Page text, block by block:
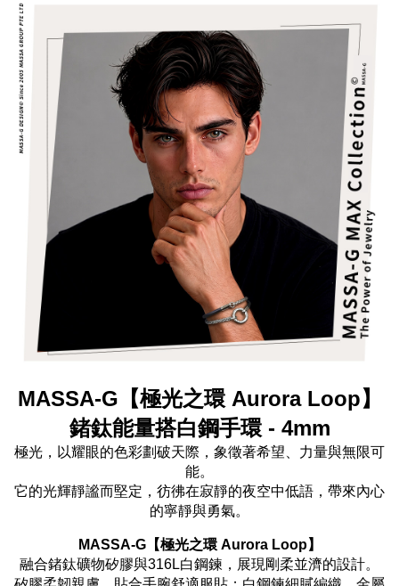
MASSA-G【極光之環 Aurora Loop】
鍺鈦能量搭白鋼手環 - 4mm
極光，以耀眼的色彩劃破天際，象徵著希望、力量與無限可
能。
它的光輝靜謐而堅定，彷彿在寂靜的夜空中低語，帶來內心
的寧靜與勇氣。
MASSA-G【極光之環 Aurora Loop】
融合鍺鈦礦物矽膠與316L白鋼鍊，展現剛柔並濟的設計。